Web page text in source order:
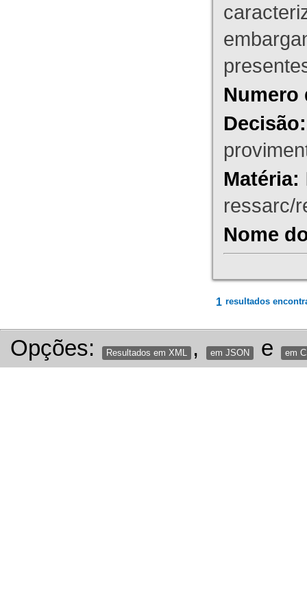
Numero
Decisão:
Matéria:
ressarc/
Nome
1 resultados
Opções: Resultados em XML , em JSON e em